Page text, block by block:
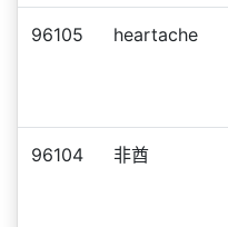
96105 heartache
96104 非酋